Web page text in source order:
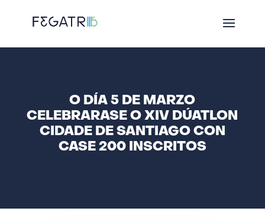
O DÍA 5 DE MARZO
CELEBRARASE O XIV DÚATLON
CIDADE DE SANTIAGO CON
CASE 200 INSCRITOS